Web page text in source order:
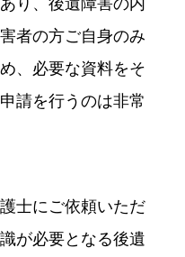
者の方ご自身のみ
、必要な資料をそ
請を行うのは非常
士にご依頼いただ
が必要となる後遺